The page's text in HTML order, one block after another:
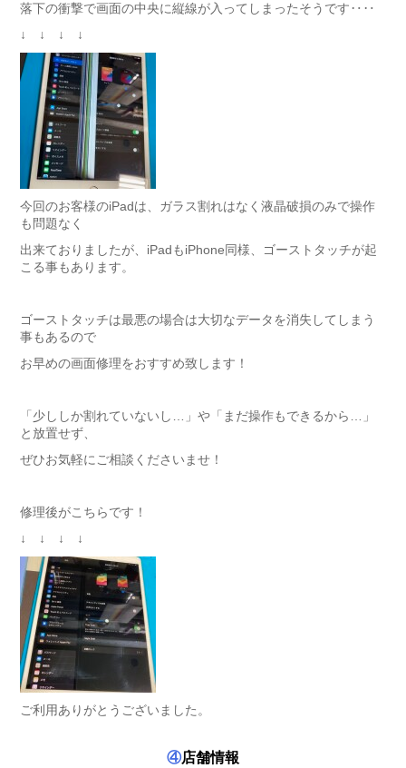
落下の衝撃で画面の中央に縦線が入ってしまったそうです‥‥
↓ ↓ ↓ ↓
今回のお客様のiPadは、ガラス割れはなく液晶破損のみで操作
も問題なく
出来ておりましたが、iPadもiPhone同様、ゴーストタッチが起
こる事もあります。
ゴーストタッチは最悪の場合は大切なデータを消失してしまう
事もあるので
お早めの画面修理をおすすめ致します！
「少ししか割れていないし…」や「まだ操作もできるから…」
と放置せず、
ぜひお気軽にご相談くださいませ！
修理後がこちらです！
↓ ↓ ↓ ↓
ご利用ありがとうございました。
④店舗情報